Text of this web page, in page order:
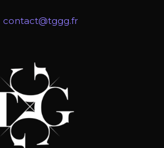
contact@tggg.fr